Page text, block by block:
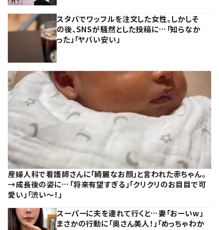
スタバでワッフルを注文した女性。しかしそ
の後、SNSが騒然とした投稿に…「知らなか
った」「ヤバい安い」
産婦人科で看護師さんに「綺麗なお顔」と言われた赤ちゃん。
→成長後の姿に…「将来有望すぎる」「クリクリのお目目で可
愛い」「渋い～！」
スーパーに夫を連れて行くと…妻「おーいw」
まさかの行動に「奥さん美人！」「めっちゃわか